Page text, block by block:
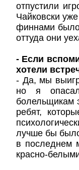
отпустили
Чайковски
финнами было
оттуда они
- Если
хотели
- Да, мы
но я
болельщикам
ребят,
лучше бы
в последнем
красно-